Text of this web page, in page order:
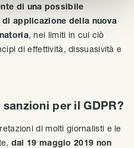
di una possibile
applicazione della nuova
, nei limiti in cui ciò
di effettività, dissuasività e
per il GDPR?
di molti giornalisti e le
dal 19 maggio 2019 non